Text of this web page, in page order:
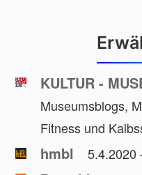
KULTUR -
Museumsblogs,
Fitness und
hmbl 5.4.2020